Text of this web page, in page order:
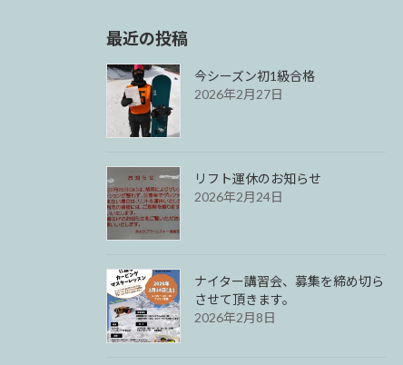
最近の投稿
今シーズン初1級合格
2026年2月27日
リフト運休のお知らせ
2026年2月24日
ナイター講習会、募集を締め切ら
させて頂きます。
2026年2月8日